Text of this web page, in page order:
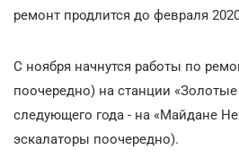
ремонт продлится до февраля
С ноября начнутся работы по
поочередно) на станции
следующего года - на «Майдане
эскалаторы поочередно).